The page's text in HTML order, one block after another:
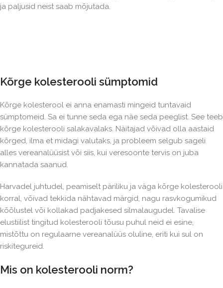
ja paljusid neist saab mõjutada.
Kõrge kolesterooli sümptomid
Kõrge kolesterool ei anna enamasti mingeid tuntavaid
sümptomeid. Sa ei tunne seda ega näe seda peeglist. See teeb
kõrge kolesterooli salakavalaks. Näitajad võivad olla aastaid
kõrged, ilma et midagi valutaks, ja probleem selgub sageli
alles vereanalüüsist või siis, kui veresoonte tervis on juba
kannatada saanud.
Harvadel juhtudel, peamiselt päriliku ja väga kõrge kolesterooli
korral, võivad tekkida nähtavad märgid, nagu rasvkogumikud
kõõlustel või kollakad padjakesed silmalaugudel. Tavalise
elustiilist tingitud kolesterooli tõusu puhul neid ei esine,
mistõttu on regulaarne vereanalüüs oluline, eriti kui sul on
riskitegureid.
Mis on kolesterooli norm?